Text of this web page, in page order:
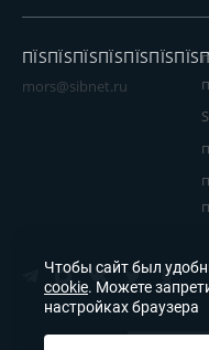
mors@sibnet.ru
Чтобы сайт был
cookie. Можете
настройках браузера